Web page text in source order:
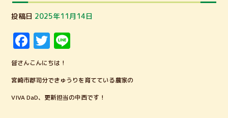
投稿日 2025年11月14日
F
a
c
e
b
T
w
it
te
r
e
皆さんこんにちは！
宮崎市郡司分できゅうりを育てている農家の
VIVA DaD、更新担当の中西です！